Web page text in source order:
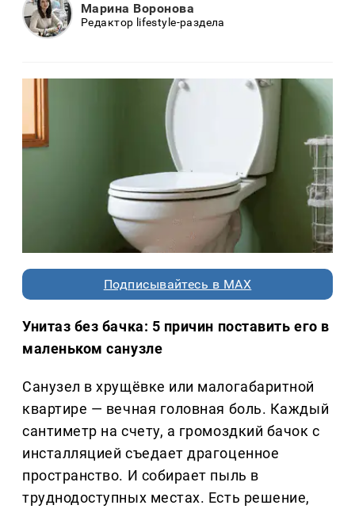
Марина Воронова
Редактор lifestyle-раздела
Подписывайтесь в MAX
Унитаз без бачка: 5 причин поставить его в
маленьком санузле
Санузел в хрущёвке или малогабаритной
квартире — вечная головная боль. Каждый
сантиметр на счету, а громоздкий бачок с
инсталляцией съедает драгоценное
пространство. И собирает пыль в
труднодоступных местах. Есть решение,